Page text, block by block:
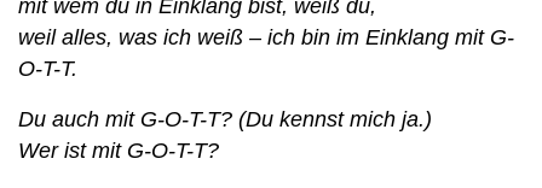
mit wem du in Einklang bist, weiß du,
weil alles, was ich weiß – ich bin im Einklang mit G-
O-T-T.
Du auch mit G-O-T-T? (Du kennst mich ja.)
Wer ist mit G-O-T-T?